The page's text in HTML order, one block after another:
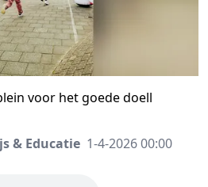
voor het goede doell
& Educatie 1-4-2026 00:00